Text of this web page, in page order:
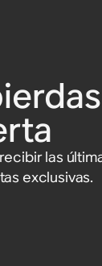
las
exclusivas.